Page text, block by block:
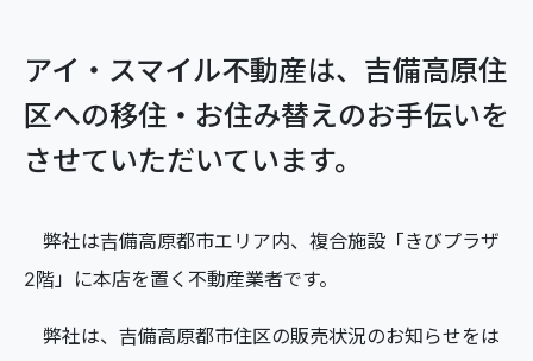
アイ・スマイル不動産は、吉備高原住
区への移住・お住み替えのお手伝いを
させていただいています。
弊社は吉備高原都市エリア内、複合施設「きびプラザ
2階」に本店を置く不動産業者です。
弊社は、吉備高原都市住区の販売状況のお知らせをは